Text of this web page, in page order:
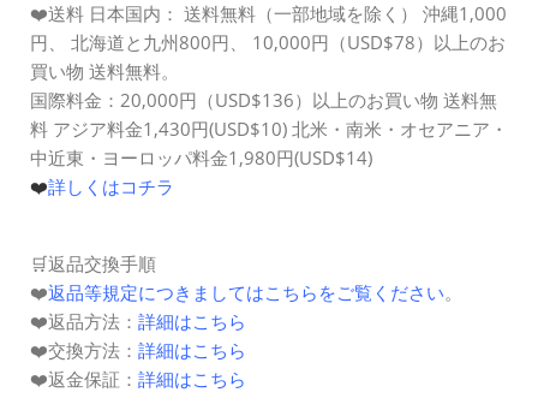
❤️送料 日本国内： 送料無料（一部地域を除く） 沖縄1,000
円、 北海道と九州800円、 10,000円（USD$78）以上のお
買い物 送料無料。
国際料金：20,000円（USD$136）以上のお買い物 送料無
料 アジア料金1,430円(USD$10) 北米・南米・オセアニア・
中近東・ヨーロッパ料金1,980円(USD$14)
❤️詳しくはコチラ
🛒返品交換手順
❤️返品等規定につきましてはこちらをご覧ください。
❤️返品方法： 詳細はこちら
❤️交換方法： 詳細はこちら
❤️返金保証 ： 詳細はこちら